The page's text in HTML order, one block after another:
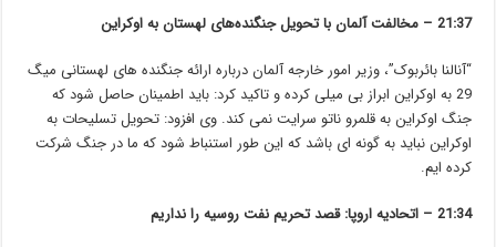
21:37 – مخالفت آلمان با تحویل جنگنده‌های لهستان به اوکراین
“آنالنا بائربوک”، وزیر امور خارجه آلمان درباره ارائه جنگنده های لهستانی میگ
29 به اوکراین ابراز بی میلی کرده و تاکید کرد: باید اطمینان حاصل شود که
جنگ اوکراین به قلمرو ناتو سرایت نمی کند. وی افزود: تحویل تسلیحات به
اوکراین نباید به گونه ای باشد که این طور استنباط شود که ما در جنگ شرکت
کرده ایم.
21:34 – اتحادیه اروپا: قصد تحریم نفت روسیه را نداریم